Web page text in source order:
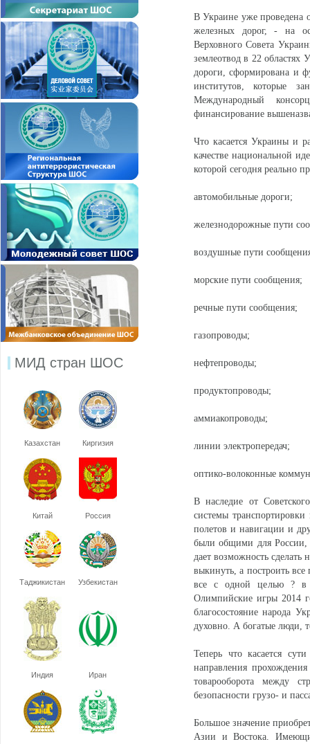
МИД стран ШОС
Казахстан Киргизия
Китай Россия
Таджикистан Узбекистан
Индия Иран
В Украине уже проведена
железных дорог, - на
Верховного Совета
землеотвод в 22
дороги, сформирована и
институтов, которые
Международный
финансирование
Что касается Украины и
качестве национальной
которой сегодня реально
автомобильные дороги;
железнодорожные пути
воздушные пути
морские пути сообщения;
речные пути сообщения;
газопроводы;
нефтепроводы;
продуктопроводы;
аммиакопроводы;
линии электропередач;
оптико-волоконные
В наследие от
системы транспортировки
полетов и навигации и
были общими для России,
дает возможность
выкинуть, а построить
все с одной целью ? в
Олимпийские игры 2014
благосостояние народа
духовно. А богатые люди,
Теперь что касается
направления
товарооборота между
безопасности грузо- и
Большое значение
Азии и Востока.